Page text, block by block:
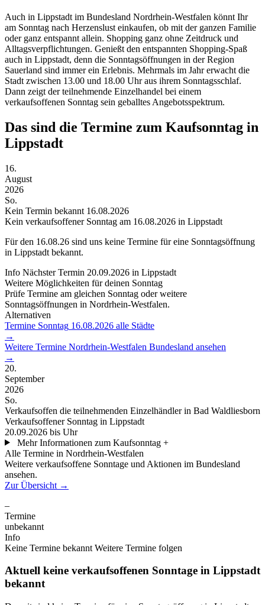
Auch in Lippstadt im Bundesland Nordrhein-Westfalen könnt Ihr
am Sonntag nach Herzenslust einkaufen, ob mit der ganzen Familie
oder ganz entspannt allein. Shopping ganz ohne Zeitdruck und
Alltagsverpflichtungen. Genießt den entspannten Shopping-Spaß
auch in Lippstadt, denn die Sonntagsöffnungen in der Region
Sauerland sind immer ein Erlebnis. Mehrmals im Jahr erwacht die
Stadt zwischen 13.00 und 18.00 Uhr aus ihrem Sonntagsschlaf.
Dann zeigt der teilnehmende Einzelhandel bei einem
verkaufsoffenen Sonntag sein geballtes Angebotsspektrum.
Das sind die Termine zum Kaufsonntag in
Lippstadt
16.
August
2026
So.
Kein Termin bekannt 16.08.2026
Kein verkaufsoffener Sonntag am 16.08.2026 in Lippstadt
Für den 16.08.26 sind uns keine Termine für eine Sonntagsöffnung
in Lippstadt bekannt.
Info Nächster Termin 20.09.2026 in Lippstadt
Weitere Möglichkeiten für deinen Sonntag
Prüfe Termine am gleichen Sonntag oder weitere
Sonntagsöffnungen in Nordrhein-Westfalen.
Alternativen
Termine Sonntag 16.08.2026 alle Städte
→
Weitere Termine Nordrhein-Westfalen Bundesland ansehen
→
20.
September
2026
So.
Verkaufsoffen die teilnehmenden Einzelhändler in Bad Waldliesborn
Verkaufsoffener Sonntag in Lippstadt
20.09.2026 bis Uhr
Mehr Informationen zum Kaufsonntag +
Alle Termine in Nordrhein-Westfalen
Weitere verkaufsoffene Sonntage und Aktionen im Bundesland
ansehen.
Zur Übersicht →
–
Termine
unbekannt
Info
Keine Termine bekannt Weitere Termine folgen
Aktuell keine verkaufsoffenen Sonntage in Lippstadt
bekannt